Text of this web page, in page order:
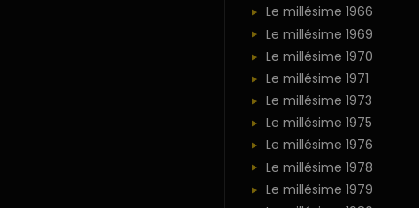
Le millésime 1966
Le millésime 1969
Le millésime 1970
Le millésime 1971
Le millésime 1973
Le millésime 1975
Le millésime 1976
Le millésime 1978
Le millésime 1979